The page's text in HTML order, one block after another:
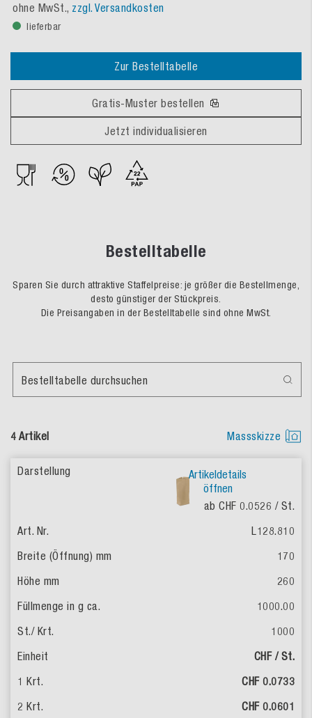
ohne MwSt., zzgl. Versandkosten
lieferbar
Zur Bestelltabelle
Gratis-Muster bestellen
Jetzt individualisieren
Bestelltabelle
Sparen Sie durch attraktive Staffelpreise: je größer die Bestellmenge,
desto günstiger der Stückpreis.
Die Preisangaben in der Bestelltabelle sind ohne MwSt.
4 Artikel Massskizze
Bestelltabelle durchsuchen
Artikeldetails
öffnen
ab CHF 0.0526 / St.
L128.810
170
260
1000.00
1000
CHF / St.
CHF 0.0733
CHF 0.0601